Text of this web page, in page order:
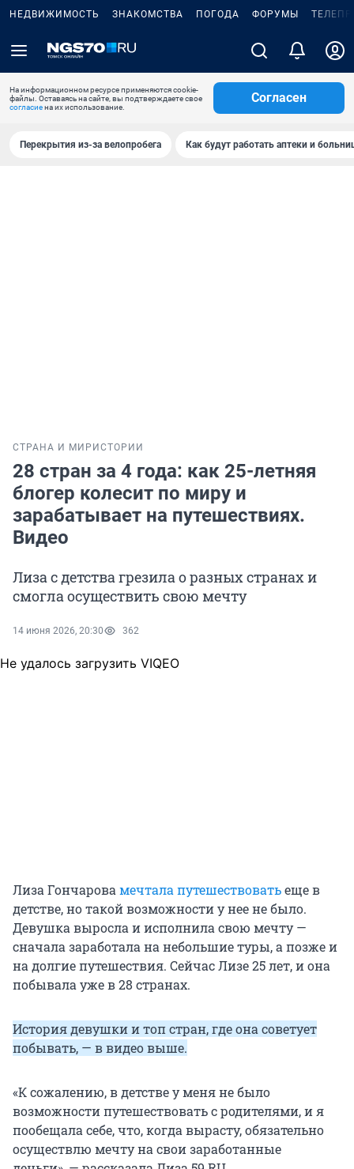
НЕДВИЖИМОСТЬ ЗНАКОМСТВА ПОГОДА ФОРУМЫ
На информационном ресурсе применяются cookie-
файлы. Оставаясь на сайте, вы подтверждаете свое
согласиена их использование.
Согласен
Перекрытия из-за велопробега Как будут работать аптеки и
СТРАНА И МИР ИСТОРИИ
28 стран за 4 года: как 25-летняя
блогер колесит по миру и
зарабатывает на путешествиях.
Видео
Лиза с детства грезила о разных странах и
смогла осуществить свою мечту
14 июня 2026, 20:30 362
Не удалось загрузить VIQEO
Лиза Гончарова мечтала путешествоватьеще в
детстве, но такой возможности у нее не было.
Девушка выросла и исполнила свою мечту —
сначала заработала на небольшие туры, а позже и
на долгие путешествия. Сейчас Лизе 25 лет, и она
побывала уже в 28 странах.
История девушки и топ стран, где она советует
побывать, — в видео выше.
«К сожалению, в детстве у меня не было
возможности путешествовать с родителями, и я
пообещала себе, что, когда вырасту, обязательно
осуществлю мечту на свои заработанные